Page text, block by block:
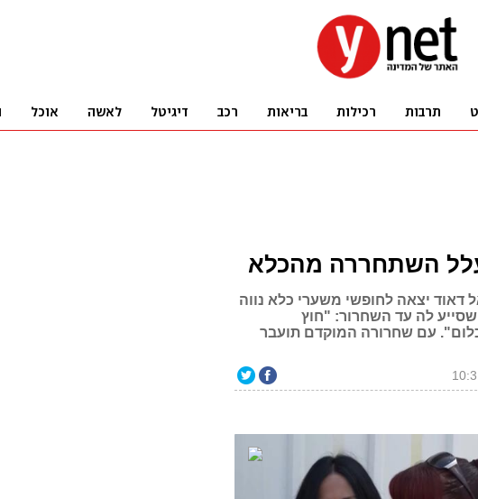
השתחררה מהכלא
דלאל דאוד יצאה לחופשי משערי כלא נווה
לה עד השחרור: "חוץ
עם שחרורה המוקדם תועבר